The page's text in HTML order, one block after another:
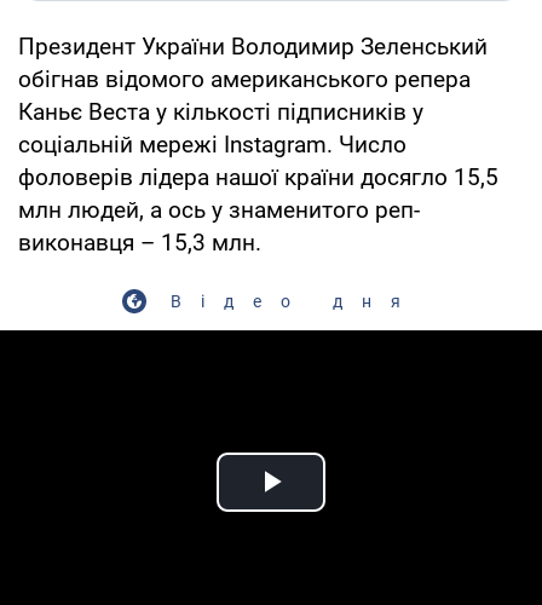
Президент України Володимир Зеленський
обігнав відомого американського репера
Каньє Веста у кількості підписників у
соціальній мережі Instagram. Число
фоловерів лідера нашої країни досягло 15,5
млн людей, а ось у знаменитого реп-
виконавця – 15,3 млн.
Відео дня
Play Video